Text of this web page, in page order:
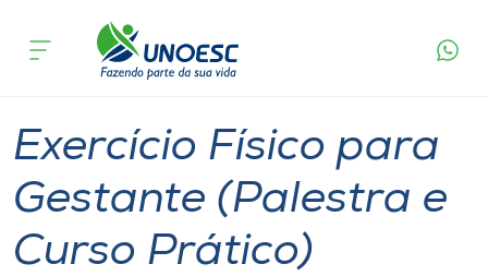
Cursos
Pesquisa
Atendimento ao Estudante
acontece
Exercício Físico para
Gestante (Palestra e
Curso Prático)